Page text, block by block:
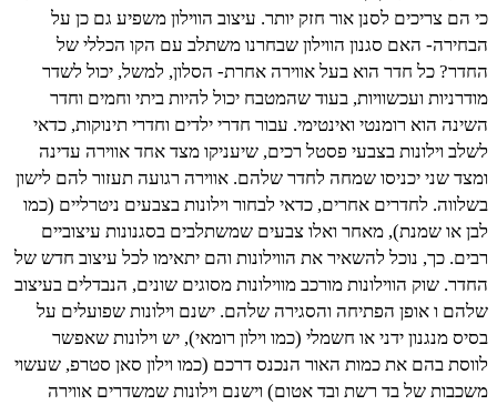
כי הם צריכים לסנן אור חזק יותר. עיצוב הווילון משפיע גם כן על
הבחירה- האם סגנון הווילון שבחרנו משתלב עם הקו הכללי של
החדר? כל חדר הוא בעל אווירה אחרת- הסלון, למשל, יכול לשדר
מודרניות ועכשוויות, בעוד שהמטבח יכול להיות ביתי וחמים וחדר
השינה הוא רומנטי ואינטימי. עבור חדרי ילדים וחדרי תינוקות, כדאי
לשלב וילונות בצבעי פסטל רכים, שיעניקו מצד אחד אווירה עדינה
ומצד שני יכניסו שמחה לחדר שלהם. אווירה רגועה תעזור להם לישון
בשלווה. לחדרים אחרים, כדאי לבחור וילונות בצבעים ניטרליים (כמו
לבן או שמנת), מאחר ואלו צבעים שמשתלבים בסגנונות עיצוביים
רבים. כך, נוכל להשאיר את הווילונות והם יתאימו לכל עיצוב חדש של
החדר. שוק הווילונות מורכב מווילונות מסוגים שונים, הנבדלים בעיצוב
שלהם ו אופן הפתיחה והסגירה שלהם. ישנם וילונות שפועלים על
בסיס מנגנון ידני או חשמלי (כמו וילון רומאי), יש וילונות שאפשר
לווסת בהם את כמות האור הנכנס דרכם (כמו וילון סאן סטרפ, שעשוי
משכבות של בד רשת ובד אטום) וישנם וילונות שמשדרים אווירה